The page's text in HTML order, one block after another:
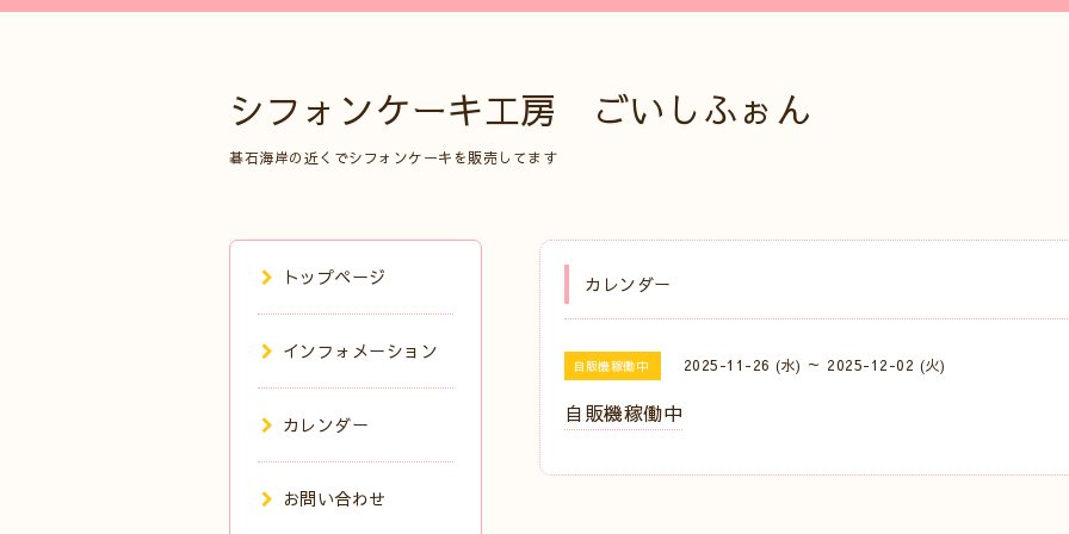
シフォンケーキ工房 ごいしふぉん
碁石海岸の近くでシフォンケーキを販売してます
カレンダー
自販機稼働中 2025-11-26 (水) ～ 2025-12-02 (火)
自販機稼働中
トップページ
インフォメーション
カレンダー
お問い合わせ